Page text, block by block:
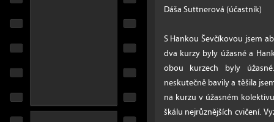
Dáša Suttnerová (účastník)
S Hankou Ševčíkovou jsem
dva kurzy byly úžasné a
obou kurzech byly
neskutečně bavily a těšila
na kurzu v úžasném
škálu nejrůznějších cvičení.